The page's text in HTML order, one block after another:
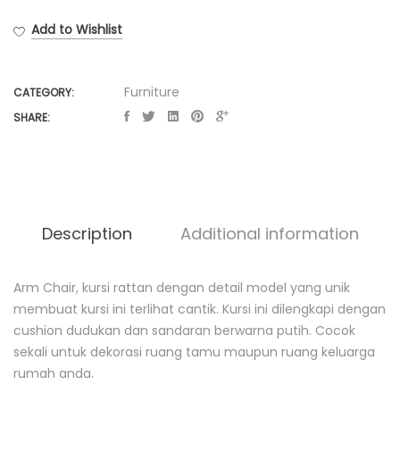
Add to Wishlist
CATEGORY: Furniture
SHARE:
Description Additional information
D
e
s
c
r
i
Arm Chair, kursi rattan dengan detail model yang unik
membuat kursi ini terlihat cantik. Kursi ini dilengkapi dengan
cushion dudukan dan sandaran berwarna putih. Cocok
sekali untuk dekorasi ruang tamu maupun ruang keluarga
rumah anda.